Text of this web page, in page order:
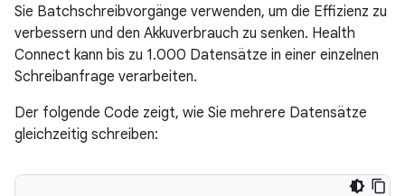
Sie Batchschreibvorgänge verwenden, um die Effizienz zu
verbessern und den Akkuverbrauch zu senken. Health
Connect kann bis zu 1.000 Datensätze in einer einzelnen
Schreibanfrage verarbeiten.
Der folgende Code zeigt, wie Sie mehrere Datensätze
gleichzeitig schreiben: